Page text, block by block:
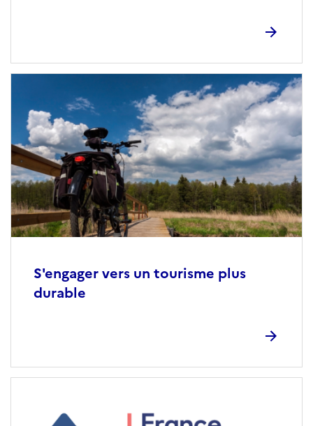
S'engager vers un tourisme plus
durable